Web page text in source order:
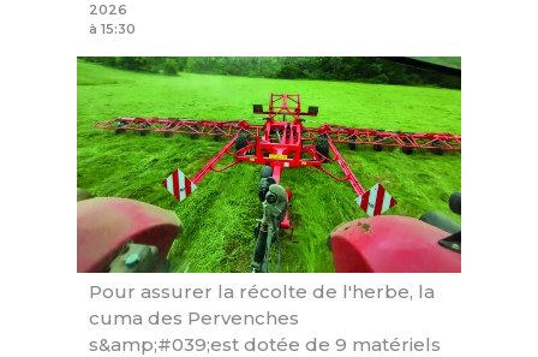
2026
à 15:30
Pour assurer la récolte de l'herbe, la
cuma des Pervenches
s&amp;#039;est dotée de 9 matériels